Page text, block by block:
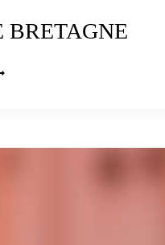
BRETAGNE